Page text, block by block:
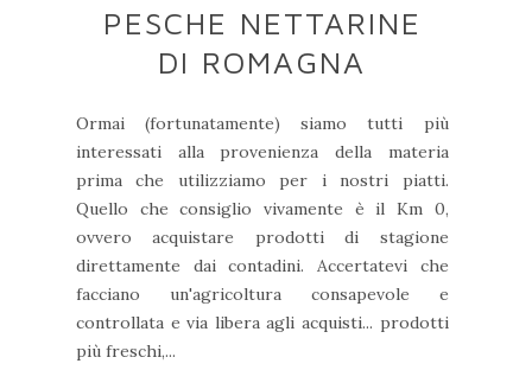
PESCHE NETTARINE
DI ROMAGNA
Ormai (fortunatamente) siamo tutti più
interessati alla provenienza della materia
prima che utilizziamo per i nostri piatti.
Quello che consiglio vivamente è il Km 0,
ovvero acquistare prodotti di stagione
direttamente dai contadini. Accertatevi che
facciano un'agricoltura consapevole e
controllata e via libera agli acquisti... prodotti
più freschi,...